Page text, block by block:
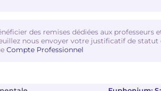
des remises dédiées aux professeurs
nous envoyer votre justificatif de
Compte Professionnel